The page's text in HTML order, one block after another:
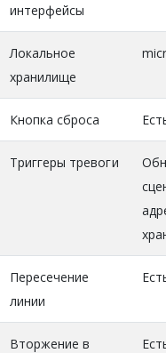
интерфейсы
Локальное
хранилище
Кнопка сброса
Триггеры тревоги
Пересечение
линии
Вторжение в